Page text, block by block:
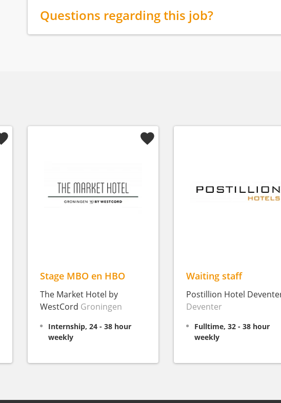
Questions regarding this job?
Stage MBO en HBO
The Market Hotel by
WestCord Groningen
Internship, 24 - 38 hour
weekly
Waiting staff
Postillion Hotel
Deventer
Fulltime, 32 - 38 hour
weekly